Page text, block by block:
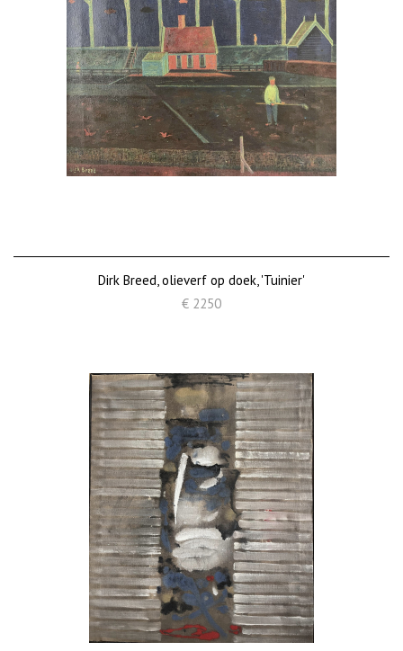
Dirk Breed, olieverf op doek, 'Tuinier'
€ 2250